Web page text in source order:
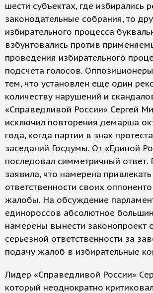
шести субъектах, где избирались
законодательные собрания, то
избирательного процесса
взбунтовались против
проведения избирательного
подсчета голосов.
тем, что установлен еще один
количеству нарушений и
«Справедливой России» Сергей
исключил повторения демарша
года, когда партии в знак
заседаний Госдумы. От «Единой
последовал симметричный ответ.
заявила, что намерена
ответственности своих
жалобы. На обсуждение
единороссов абсолютное
намерены вынести законопроект
серьезной ответственности за
подачу жалоб в избирательные
Лидер «Справедливой России»
который неоднократно